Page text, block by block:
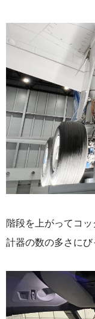
階段を上がってコッ
計器の数の多さにび